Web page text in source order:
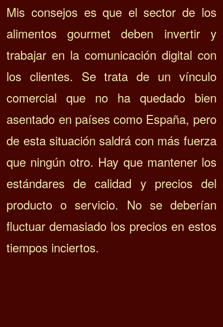
Mis consejos es que el sector de los
alimentos gourmet deben invertir y
trabajar en la comunicación digital con
los clientes. Se trata de un vínculo
comercial que no ha quedado bien
asentado en países como España, pero
de esta situación saldrá con más fuerza
que ningún otro. Hay que mantener los
estándares de calidad y precios del
producto o servicio. No se deberían
fluctuar demasiado los precios en estos
tiempos inciertos.